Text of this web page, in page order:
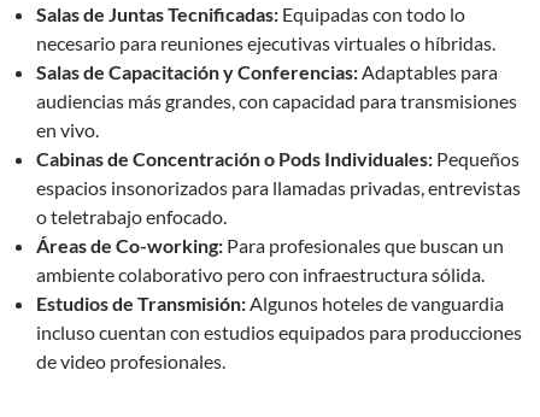
Salas de Juntas Tecnificadas: Equipadas con todo lo
necesario para reuniones ejecutivas virtuales o híbridas.
Salas de Capacitación y Conferencias:Adaptables para
audiencias más grandes, con capacidad para transmisiones
en vivo.
Cabinas de Concentración o Pods Individuales: Pequeños
espacios insonorizados para llamadas privadas, entrevistas
o teletrabajo enfocado.
Áreas de Co-working: Para profesionales que buscan un
ambiente colaborativo pero con infraestructura sólida.
Estudios de Transmisión:Algunos hoteles de vanguardia
incluso cuentan con estudios equipados para producciones
de video profesionales.